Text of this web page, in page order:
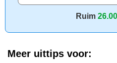
Ruim
Meer uittips voor: